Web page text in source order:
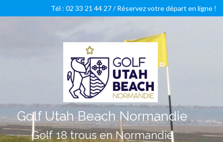
Golf Utah Beach Normandie
Golf 18 trous en Normandie
Tél : 02 33 21 44 27 /Réservez votre départ en ligne !